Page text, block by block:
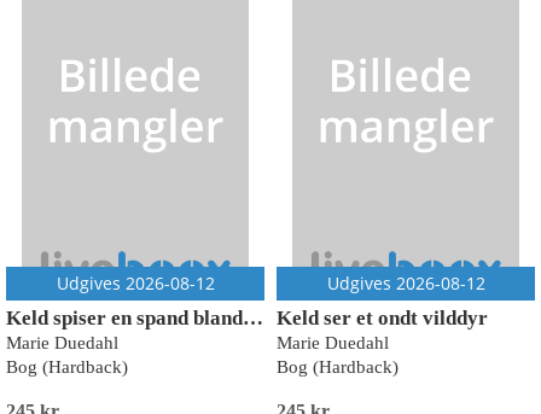
Udgives 2026-08-12
Keld spiser en spand bland selv-slik
Marie Duedahl
Bog (Hardback)
Udgives 2026-08-12
Keld ser et ondt vilddyr
Marie Duedahl
Bog (Hardback)